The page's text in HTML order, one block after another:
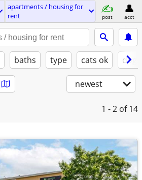
apartments / housing for
rent
post acct
baths type cats ok
newest
1 - 2 of 14